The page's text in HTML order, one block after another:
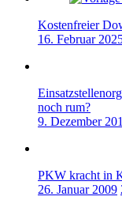
Kostenfreier
16. Februar
noch rum?
9. Dezember
PKW kracht in
26. Januar 2009